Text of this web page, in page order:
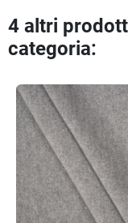
4 altri
categoria: